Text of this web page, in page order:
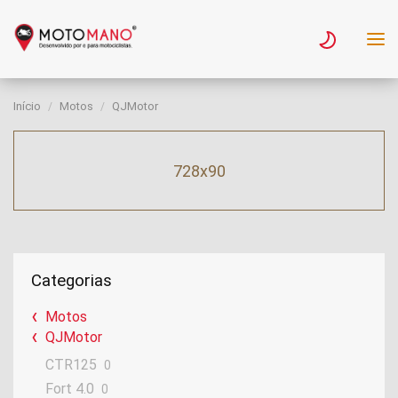
Início Motos QJMotor
728x90
Categorias
Motos
QJMotor
CTR125
0
Fort 4.0 0